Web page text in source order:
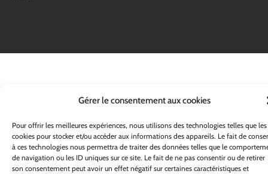
Gérer le consentement aux cookies
Pour offrir les meilleures expériences, nous utilisons des technologies telles que les
cookies pour stocker et/ou accéder aux informations des appareils. Le fait de
à ces technologies nous permettra de traiter des données telles que le
de navigation ou les ID uniques sur ce site. Le fait de ne pas consentir ou de retirer
son consentement peut avoir un effet négatif sur certaines caractéristiques et